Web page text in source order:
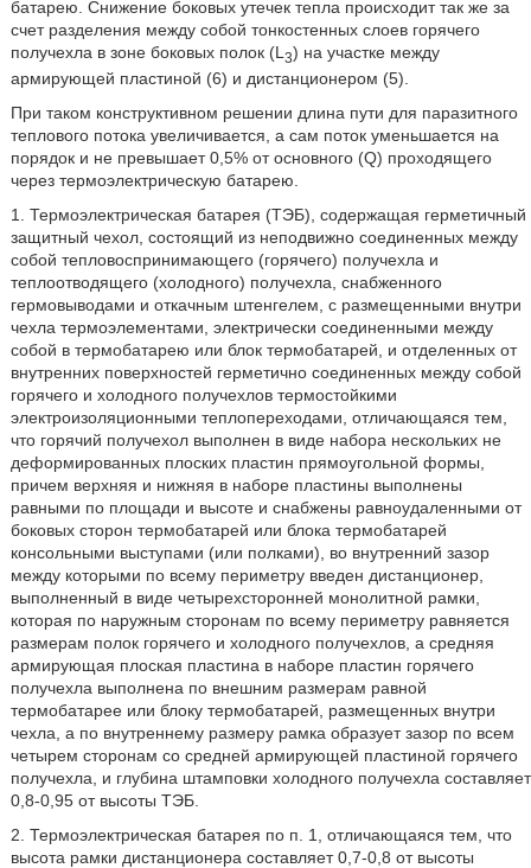
батарею. Снижение боковых утечек тепла происходит так же за
счет разделения между собой тонкостенных слоев горячего
получехла в зоне боковых полок (L 3) на участке между
армирующей пластиной (6) и дистанционером (5).
При таком конструктивном решении длина пути для паразитного
теплового потока увеличивается, а сам поток уменьшается на
порядок и не превышает 0,5% от основного (Q) проходящего
через термоэлектрическую батарею.
1. Термоэлектрическая батарея (ТЭБ), содержащая герметичный
защитный чехол, состоящий из неподвижно соединенных между
собой тепловоспринимающего (горячего) получехла и
теплоотводящего (холодного) получехла, снабженного
гермовыводами и откачным штенгелем, с размещенными внутри
чехла термоэлементами, электрически соединенными между
собой в термобатарею или блок термобатарей, и отделенных от
внутренних поверхностей герметично соединенных между собой
горячего и холодного получехлов термостойкими
электроизоляционными теплопереходами, отличающаяся тем,
что горячий получехол выполнен в виде набора нескольких не
деформированных плоских пластин прямоугольной формы,
причем верхняя и нижняя в наборе пластины выполнены
равными по площади и высоте и снабжены равноудаленными от
боковых сторон термобатарей или блока термобатарей
консольными выступами (или полками), во внутренний зазор
между которыми по всему периметру введен дистанционер,
выполненный в виде четырехсторонней монолитной рамки,
которая по наружным сторонам по всему периметру равняется
размерам полок горячего и холодного получехлов, а средняя
армирующая плоская пластина в наборе пластин горячего
получехла выполнена по внешним размерам равной
термобатарее или блоку термобатарей, размещенных внутри
чехла, а по внутреннему размеру рамка образует зазор по всем
четырем сторонам со средней армирующей пластиной горячего
получехла, и глубина штамповки холодного получехла составляет
0,8-0,95 от высоты ТЭБ.
2. Термоэлектрическая батарея по п. 1, отличающаяся тем, что
высота рамки дистанционера составляет 0,7-0,8 от высоты